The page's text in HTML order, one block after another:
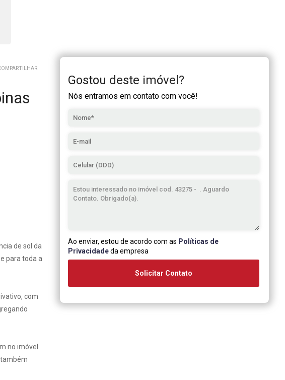
de sol da
para toda a
com
no imóvel
Gostou deste imóvel?
Nós entramos em contato com você!
Ao enviar, estou de acordo com as Políticas de
Privacidadeda empresa
Solicitar Contato